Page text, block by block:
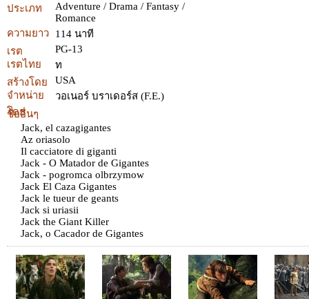
ประเภท
Adventure / Drama / Fantasy /
Romance
ความยาว
114 นาที
เรต
PG-13
เรตไทย
ท
สร้างโดย
USA
จำหน่าย
โดย
วอเนอร์ บราเดอร์ส (F.E.)
ชื่ออื่นๆ
Jack, el cazagigantes
Az oriasolo
Il cacciatore di giganti
Jack - O Matador de Gigantes
Jack - pogromca olbrzymow
Jack El Caza Gigantes
Jack le tueur de geants
Jack si uriasii
Jack the Giant Killer
Jack, o Cacador de Gigantes